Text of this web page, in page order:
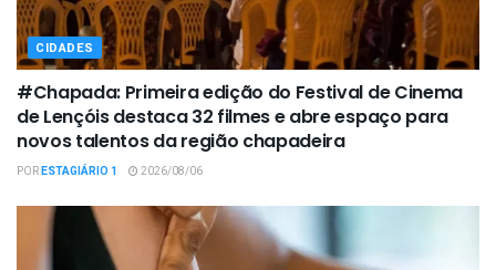
CIDADES
#Chapada: Primeira edição do Festival de Cinema
de Lençóis destaca 32 filmes e abre espaço para
novos talentos da região chapadeira
PORESTAGIÁRIO 1 2026/08/06